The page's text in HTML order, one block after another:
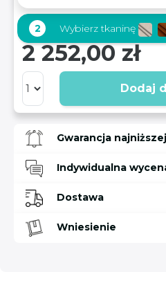
2 Wybierz tkaninę
2 252,00 zł
Dodaj
Gwarancja
Indywidualna
Dostawa
Wniesienie